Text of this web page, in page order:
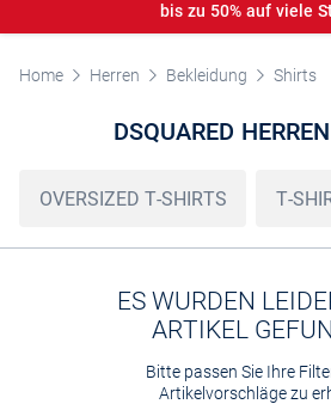
bis zu 50% auf viele
Home Herren Bekleidung Shirts
DSQUARED
OVERSIZED T-SHIRTS T-
ES WURDEN
ARTIKEL
Bitte passen Sie Ihre
Artikelvorschläge zu